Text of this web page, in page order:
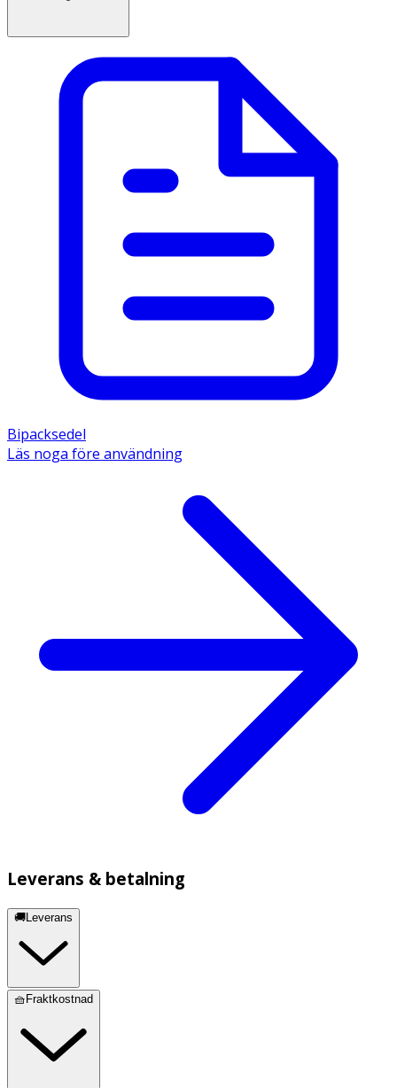
Bipacksedel
Läs noga före användning
Leverans & betalning
🚚Leverans
🧺Fraktkostnad